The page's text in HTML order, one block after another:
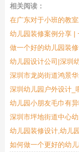
相关阅读：
在广东对于小班的教
幼儿园装修案例分享 |
做一个好的幼儿园装
幼儿园设计公司|深圳
深圳市龙岗街道鸿景
深圳幼儿园户外设计_
幼儿园小朋友毛巾有
深圳市坪地街道中心
幼儿园装修设计,幼儿
如何做一个更好的幼